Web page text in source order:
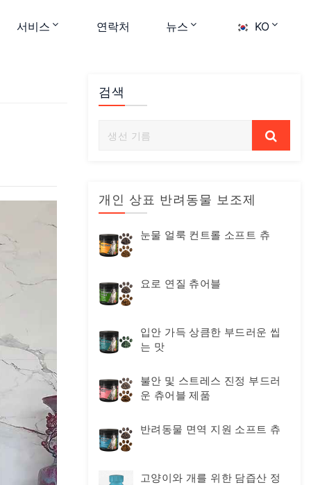
서비스 연락처 뉴스 KO
검색
개인 상표 반려동물 보조제
눈물 얼룩 컨트롤 소프트 츄
요로 연질 츄어블
입안 가득 상큼한 부드러운 씹
는 맛
불안 및 스트레스 진정 부드러
운 츄어블 제품
반려동물 면역 지원 소프트 츄
고양이와 개를 위한 담즙산 정